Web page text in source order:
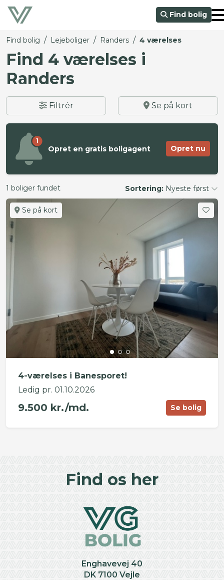
Find bolig
Find bolig / Lejeboliger / Randers / 4 værelses
Find 4 værelses i
Randers
Filtrér Se på kort
1
Opret en gratis boligagent Opret nu
1 boliger fundet Sortering: Nyeste først
Se på kort
4-værelses i Banesporet!
Ledig pr. 01.10.2026
9.500 kr./md. Se bolig
Find os her
Enghavevej 40
DK 7100 Vejle